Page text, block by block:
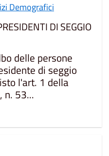
Demografici
DI SEGGIO
delle persone
di seggio
l'art. 1 della
n. 53...